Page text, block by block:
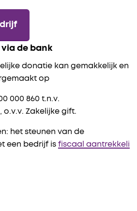
de bank
donatie kan gemakkelijk en
op
000 860 t.n.v.
o.v.v. Zakelijke gift.
het steunen van de
een bedrijf is fiscaal aantrekkeli